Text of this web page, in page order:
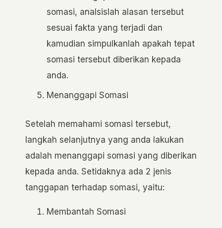
somasi, analsislah alasan tersebut
sesuai fakta yang terjadi dan
kamudian simpulkanlah apakah tepat
somasi tersebut diberikan kepada
anda.
Menanggapi Somasi
Setelah memahami somasi tersebut,
langkah selanjutnya yang anda lakukan
adalah menanggapi somasi yang diberikan
kepada anda. Setidaknya ada 2 jenis
tanggapan terhadap somasi, yaitu:
Membantah Somasi